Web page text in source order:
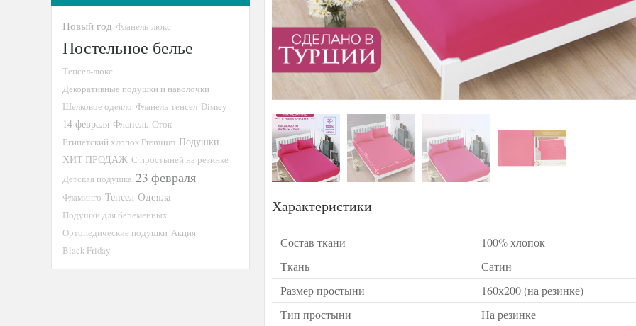
Характеристики
Состав ткани
100% хлопок
Ткань
Сатин
Размер простыни
160х200 (на резинке)
Тип простыни
На резинке
Новый год Фланель-люкс
Постельное белье
Тенсел-люкс
Декоративные подушки и наволочки
Шелковое одеяло Фланель-тенсел Disney
14 февраля Фланель Сток
Египетский хлопок Premium Подушки
ХИТ ПРОДАЖ С простыней на резинке
Детская подушка 23 февраля
Фламинго Тенсел Одеяла
Подушки для беременных
Ортопедические подушки Акция
Black Friday